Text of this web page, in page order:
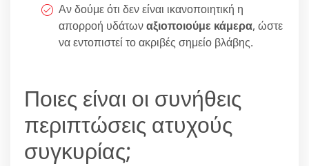
Αν δούμε ότι δεν είναι ικανοποιητική η
απορροή υδάτωναξιοποιούμε κάμερα, ώστε
να εντοπιστεί το ακριβές σημείο βλάβης.
Ποιες είναι οι συνήθεις
περιπτώσεις ατυχούς
συγκυρίας;